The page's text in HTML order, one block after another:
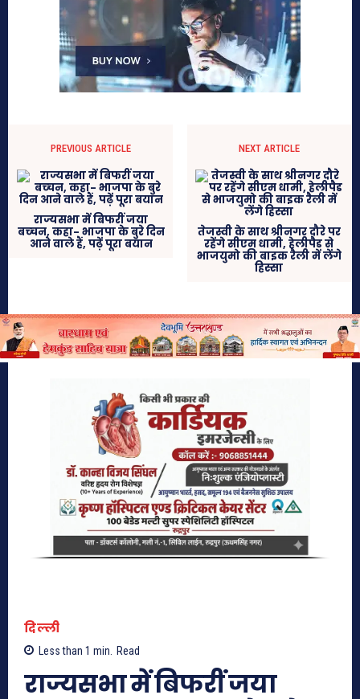
PREVIOUS ARTICLE
राज्यसभा में बिफरीं जया
बच्‍चन, कहा- भाजपा के बुरे दिन
आने वाले हैं, पढ़ें पूरा बयान
NEXT ARTICLE
तेजस्वी के साथ श्रीनगर दौरे पर
रहेंगे सीएम धामी, हेलीपैड से
भाजयुमो की बाइक रैली में लेंगे
हिस्सा